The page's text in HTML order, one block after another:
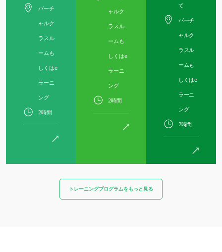
農業・食品
テキスタイル
森林認証（日本未導入）
ホームケア製品
バーチ
ャルク
ラスル
ームも
しくはe
ラーニ
ング
2時間
ャルク
ラスル
ームも
しくはe
ラーニ
ング
2時間
て
バーチ
ャルク
ラスル
ームも
しくはe
ラーニ
ング
2時間
トレーニングプログラムをもっと見る